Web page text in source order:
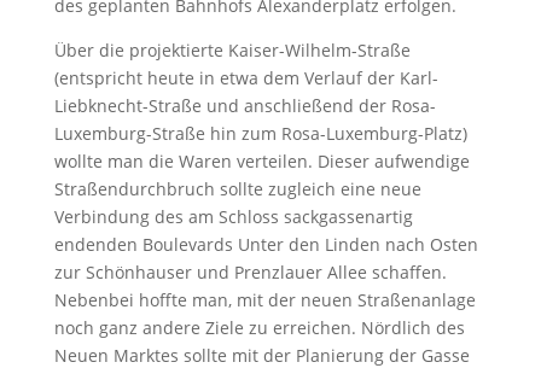
des geplanten Bahnhofs Alexanderplatz erfolgen.
Über die projektierte Kaiser-Wilhelm-Straße
(entspricht heute in etwa dem Verlauf der Karl-
Liebknecht-Straße und anschließend der Rosa-
Luxemburg-Straße hin zum Rosa-Luxemburg-Platz)
wollte man die Waren verteilen. Dieser aufwendige
Straßendurchbruch sollte zugleich eine neue
Verbindung des am Schloss sackgassenartig
endenden Boulevards Unter den Linden nach Osten
zur Schönhauser und Prenzlauer Allee schaffen.
Nebenbei hoffte man, mit der neuen Straßenanlage
noch ganz andere Ziele zu erreichen. Nördlich des
Neuen Marktes sollte mit der Planierung der Gasse